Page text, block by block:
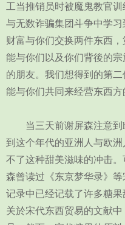
工当推销员时被魔鬼教官
与无数诈骗集团斗争中学
财富与你们交换两件东西
能与你们以及你们背後的
的朋友。我们想得到的第
能与你们共同来经营东西方
当三天前谢屏森注意到h
到这个年代的亚洲人与欧
不了这种甜美滋味的冲击
森曾读过《东京梦华录》
记录中已经记载了许多糖
关於宋代东西贸易的文献